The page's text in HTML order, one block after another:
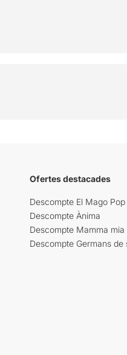
Ofertes destacades
Descompte El Mago
Descompte Ànima
Descompte Mamma mia
Descompte Germans de